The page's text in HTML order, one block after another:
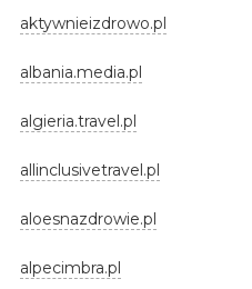
aktywnieizdrowo.pl
albania.media.pl
algieria.travel.pl
allinclusivetravel.pl
aloesnazdrowie.pl
alpecimbra.pl